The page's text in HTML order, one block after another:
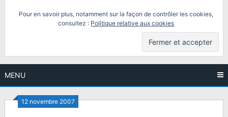
Pour en savoir plus, notamment sur la façon de contrôler les cookies,
consultez : Politique relative aux cookies
MENU
12 novembre 2007